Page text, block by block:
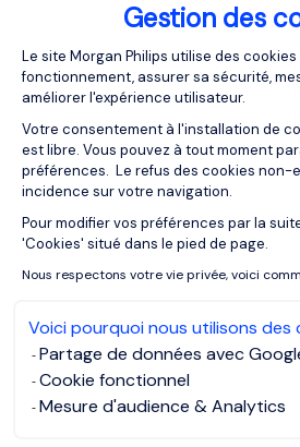
Gestion des
Plateforme de
Le site Morgan Philips utilise des
fonctionnement, assurer sa sécurité,
améliorer l'expérience utilisateur.
Votre consentement à l'installation de
est libre. Vous pouvez à tout moment
préférences. Le refus des cookies non-
incidence sur votre navigation.
Pour modifier vos préférences par la
'Cookies' situé dans le pied de page.
Nous respectons votre vie privée, voici
Voici pourquoi nous utilisons des
Partage de données avec
Cookie fonctionnel
Mesure d'audience & Analytics
Axeptio
partie de ses missions. Lorsque
Manager travaille pour un
réglementation, il veille à ce que
respectées. Par ailleurs, il
partenaires externes soient en
des conseils pertinents et aptes
intérêts de la société. Elle doit
outre, il assure une
membres de la direction,
Ce professionnel assure le
l’information. Ainsi, l’Intellectual
est apte à délivrer des services